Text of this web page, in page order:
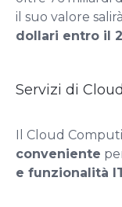
il suo valore
dollari entro il
Servizi di
Il Cloud
conveniente
e funzionalità